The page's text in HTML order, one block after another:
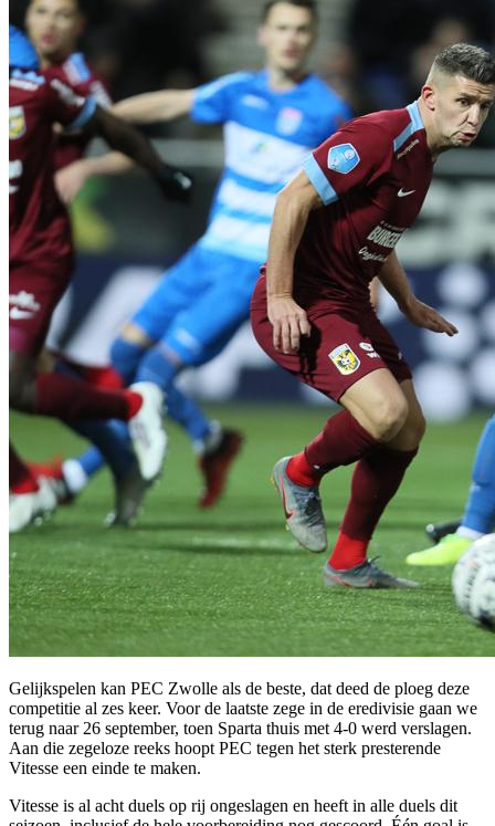
Gelijkspelen kan PEC Zwolle als de beste, dat deed de ploeg deze
competitie al zes keer. Voor de laatste zege in de eredivisie gaan we
terug naar 26 september, toen Sparta thuis met 4-0 werd verslagen.
Aan die zegeloze reeks hoopt PEC tegen het sterk presterende
Vitesse een einde te maken.
Vitesse is al acht duels op rij ongeslagen en heeft in alle duels dit